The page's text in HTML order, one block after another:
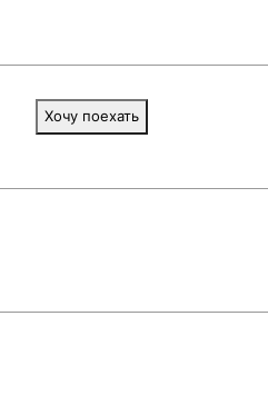
Хочу поехать